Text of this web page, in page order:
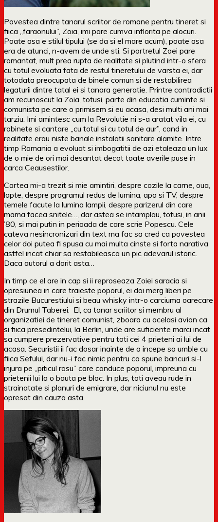
Povestea dintre tanarul scriitor de romane pentru tineret si
fiica „faraonului”, Zoia, imi pare cumva inflorita pe alocuri.
Poate asa e stilul tipului (se da si el mare acum), poate asa
era de atunci, n-avem de unde sti. Si portretul Zoei pare
romantat, mult prea rupta de realitate si plutind intr-o sfera
cu totul evoluata fata de restul tineretului de varsta ei, dar
totodata preocupata de binele comun si de restabilirea
legaturii dintre tatal ei si tanara generatie. Printre contradictii
am recunoscut la Zoia, totusi, parte din educatia cuminte si
comunista pe care o primisem si eu acasa, desi multi ani mai
tarziu. Imi amintesc cum la Revolutie ni s-a aratat vila ei, cu
robinete si cantare „cu totul si cu totul de aur”, cand in
realitate erau niste banale instalatii sanitare alamite. Intre
timp Romania a evoluat si imbogatitii de azi etaleaza un lux
de o mie de ori mai desantat decat toate averile puse in
carca Ceausestilor.
Cartea mi-a trezit si mie amintiri, despre cozile la carne, oua,
lapte, despre programul redus de lumina, apa si TV, despre
temele facute la lumina lampii, despre parizerul din care
mama facea snitele…, dar astea se intamplau, totusi, in anii
’80, si mai putin in perioada de care scrie Popescu. Cele
cateva nesincronizari din text ma fac sa cred ca povestea
celor doi putea fi spusa cu mai multa cinste si forta narativa
astfel incat chiar sa restabileasca un pic adevarul istoric.
Daca autorul a dorit asta…
In timp ce el are in cap si ii reproseaza Zoiei saracia si
opresiunea in care traieste poporul, ei doi merg liberi pe
strazile Bucurestiului si beau whisky intr-o carciuma oarecare
din Drumul Taberei. El, ca tanar scriitor si membru al
organizatiei de tineret comunist, zboara cu acelasi avion ca
si fiica presedintelui, la Berlin, unde are suficiente marci incat
sa cumpere prezervative pentru toti cei 4 prieteni ai lui de
acasa. Securistii ii fac dosar inainte de a incepe sa umble cu
fiica Sefului, dar nu-i fac nimic pentru ca spune bancuri si-l
injura pe „piticul rosu” care conduce poporul, impreuna cu
prietenii lui la o bauta pe bloc. In plus, toti aveau rude in
strainatate si planuri de emigrare, dar niciunul nu este
opresat din cauza asta.